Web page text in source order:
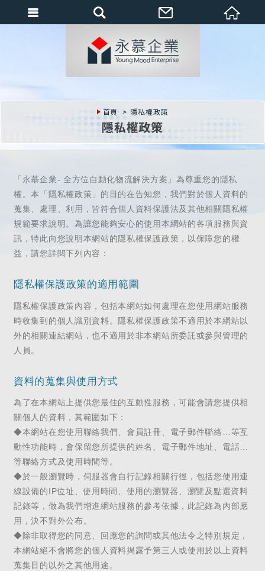
首頁 隱私權政策
隱私權政策
會員登入(燈箱)
加入會員
忘記密碼
密碼修改
訂單查詢
會員登出
填寫匯款通知